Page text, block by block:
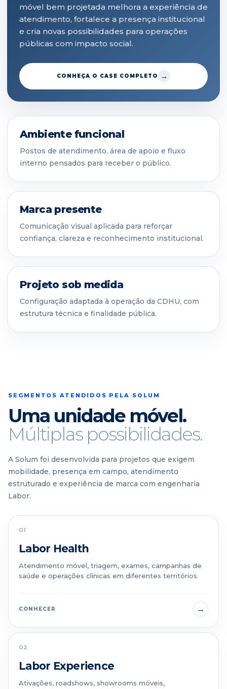
móvel bem projetada melhora a experiência de
atendimento, fortalece a presença institucional
e cria novas possibilidades para operações
públicas com impacto social.
CONHEÇA O CASE COMPLETO
Ambiente funcional
Postos de atendimento, área de apoio e fluxo
interno pensados para receber o público.
Marca presente
Comunicação visual aplicada para reforçar
confiança, clareza e reconhecimento institucional.
Projeto sob medida
Configuração adaptada à operação da CDHU, com
estrutura técnica e finalidade pública.
SEGMENTOS ATENDIDOS PELA SOLUM
Uma unidade móvel.
Múltiplas possibilidades.
A Solum foi desenvolvida para projetos que exigem
mobilidade, presença em campo, atendimento
estruturado e experiência de marca com engenharia
Labor.
01
Labor Health
Atendimento móvel, triagem, exames, campanhas de
saúde e operações clínicas em diferentes territórios.
CONHECER →
02
Labor Experience
Ativações, roadshows, showrooms móveis,